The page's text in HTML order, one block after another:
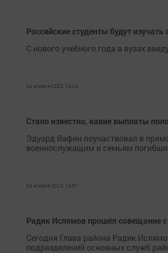
Российские студенты будут
С нового учебного года в вузах
04 апреля 2023, 14:24
Стало известно, какие выплаты
Эдуард Вафин поучаствовал в
военнослужащим и семьям
04 апреля 2023, 14:01
Радик Ислямов прошёл совещание
Сегодня Глава района Радик
подразделений основных служб